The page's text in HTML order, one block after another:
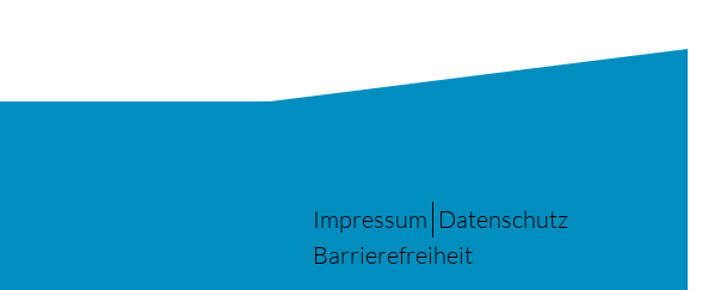
Impressum Datenschutz
Barrierefreiheit